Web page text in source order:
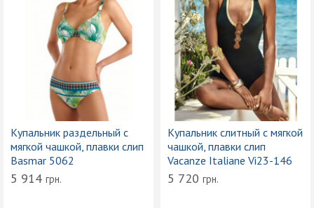
Купальник раздельный с
мягкой чашкой, плавки слип
Basmar 5062
5 914 грн.
Купальник слитный с мягкой
чашкой, плавки слип
Vacanze Italiane Vi23-146
5 720 грн.